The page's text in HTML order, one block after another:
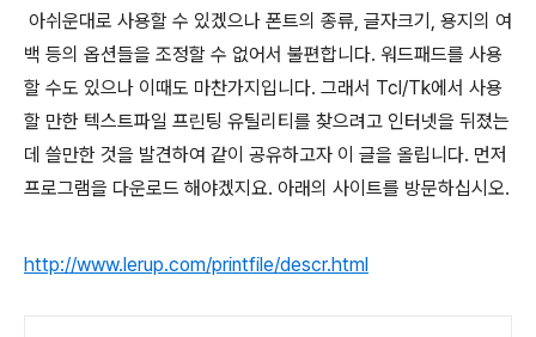
아쉬운대로 사용할 수 있겠으나 폰트의 종류, 글자크기, 용지의 여
백 등의 옵션들을 조정할 수 없어서 불편합니다. 워드패드를 사용
할 수도 있으나 이때도 마찬가지입니다. 그래서 Tcl/Tk에서 사용
할 만한 텍스트파일 프린팅 유틸리티를 찾으려고 인터넷을 뒤졌는
데 쓸만한 것을 발견하여 같이 공유하고자 이 글을 올립니다. 먼저
프로그램을 다운로드 해야겠지요. 아래의 사이트를 방문하십시오.
http://www.lerup.com/printfile/descr.html